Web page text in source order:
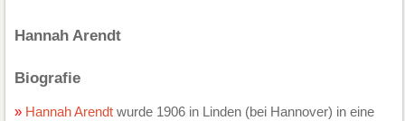
Hannah Arendt
Biografie
Hannah Arendtwurde 1906 in Linden (bei Hannover) in eine